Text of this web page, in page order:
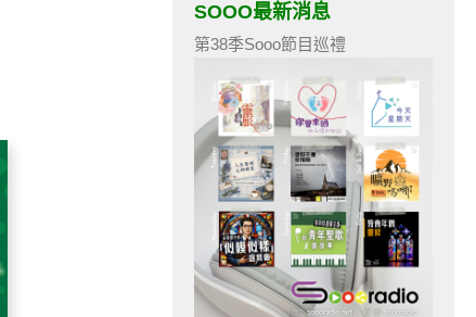
SOOO最新消息
第38季Sooo節目巡禮